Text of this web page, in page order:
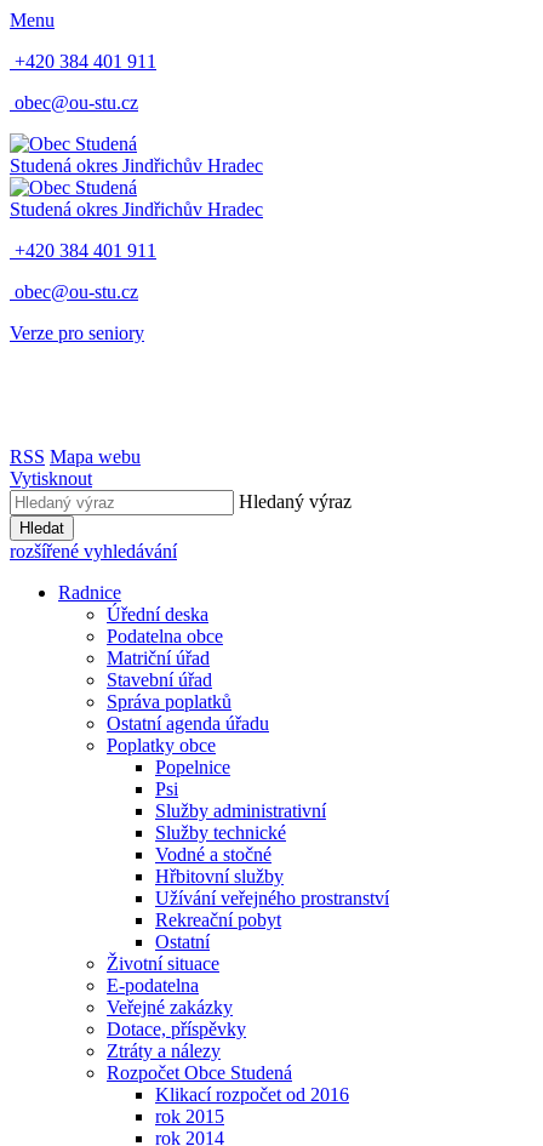
Menu
+420 384 401 911
obec@ou-stu.cz
Studená okres Jindřichův Hradec
Studená okres Jindřichův Hradec
+420 384 401 911
obec@ou-stu.cz
Verze pro seniory
RSS Mapa webu
Vytisknout
Hledaný výraz
Hledat
rozšířené vyhledávání
Radnice
Úřední deska
Podatelna obce
Matriční úřad
Stavební úřad
Správa poplatků
Ostatní agenda úřadu
Poplatky obce
Popelnice
Psi
Služby administrativní
Služby technické
Vodné a stočné
Hřbitovní služby
Užívání veřejného prostranství
Rekreační pobyt
Ostatní
Životní situace
E-podatelna
Veřejné zakázky
Dotace, příspěvky
Ztráty a nálezy
Rozpočet Obce Studená
Klikací rozpočet od 2016
rok 2015
rok 2014